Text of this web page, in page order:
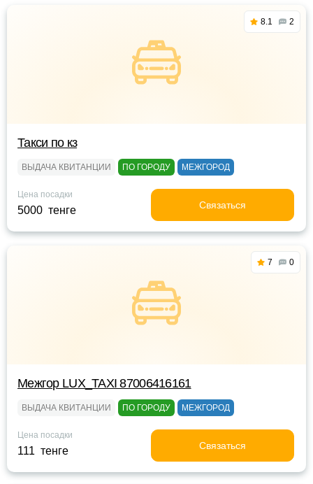
8.1 2
Такси по кз
ВЫДАЧА КВИТАНЦИИ ПО ГОРОДУ МЕЖГОРОД
Цена посадки
5000 тенге Связаться
7 0
Межгор LUX_TAXI 87006416161
ВЫДАЧА КВИТАНЦИИ ПО ГОРОДУ МЕЖГОРОД
Цена посадки
111 тенге Связаться